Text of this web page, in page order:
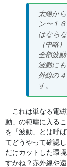
太陽か
ン〜１
はなら
（中略
全部波
波動に
外線の
す。
これは単なる電磁
動」の範疇に入る
を「波動」とは呼
てどうやって確認
だけカットした環
すかね？赤外線や